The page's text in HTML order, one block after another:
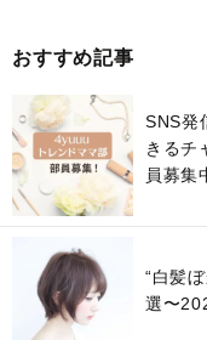
おすすめ記事
SNS発
きるチ
員募集
“白髪
選〜